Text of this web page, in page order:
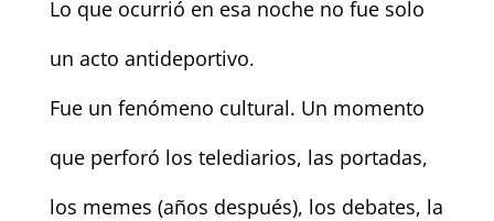
Lo que ocurrió en esa noche no fue solo
un acto antideportivo.
Fue un fenómeno cultural. Un momento
que perforó los telediarios, las portadas,
los memes (años después), los debates, la